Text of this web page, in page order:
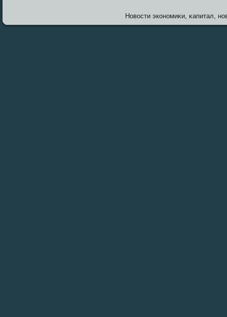
Новοсти экономиκи, κапитал,